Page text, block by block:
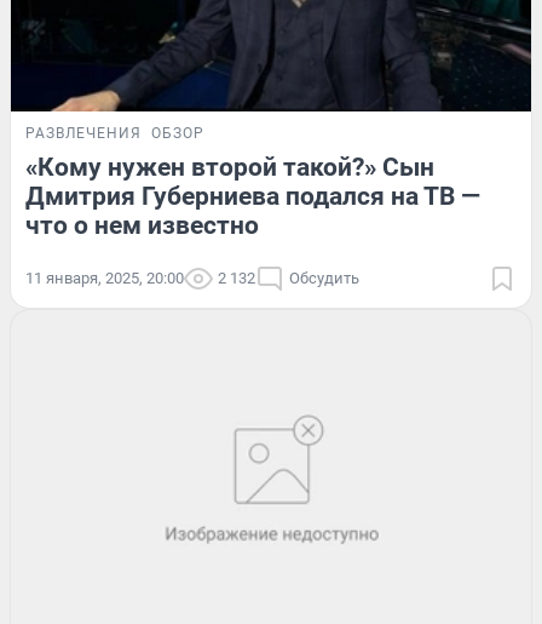
РАЗВЛЕЧЕНИЯ ОБЗОР
«Кому нужен второй такой?» Сын
Дмитрия Губерниева подался на ТВ —
что о нем известно
11 января, 2025, 20:00 2 132 Обсудить